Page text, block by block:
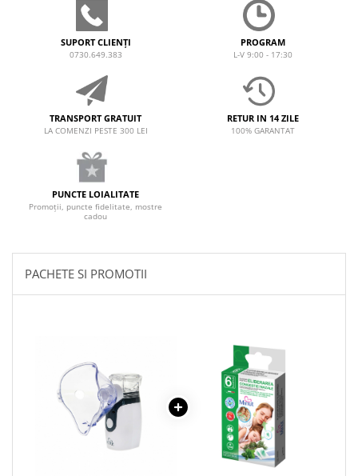
SUPORT CLIENȚI
0730.649.383
PROGRAM
L-V 9:00 - 17:30
TRANSPORT GRATUIT
LA COMENZI PESTE 300 LEI
RETUR IN 14 ZILE
100% GARANTAT
PUNCTE LOIALITATE
Promoții, puncte fidelitate, mostre
cadou
PACHETE SI PROMOTII